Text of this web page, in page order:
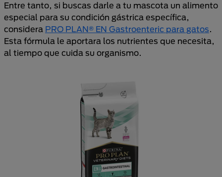
Entre tanto, si buscas darle a tu mascota un alimento
especial para su condición gástrica específica,
considera PRO PLAN® EN Gastroenteric para gatos.
Esta fórmula le aportara los nutrientes que necesita,
al tiempo que cuida su organismo.